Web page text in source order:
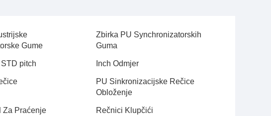
Gume
Zbirka PU Synchronizatorskih
Guma
pitch Inch Odmjer
PU Sinkronizacijske Rečice
Obloženje
Za Praćenje Rečnici Klupčići